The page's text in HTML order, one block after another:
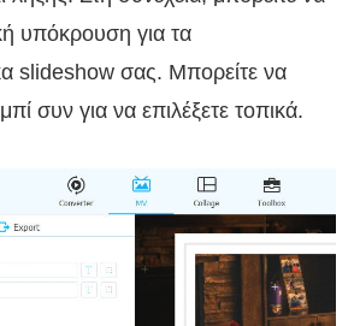
υπόκρουση για τα
slideshow σας. Μπορείτε να
συν για να επιλέξετε τοπικά.